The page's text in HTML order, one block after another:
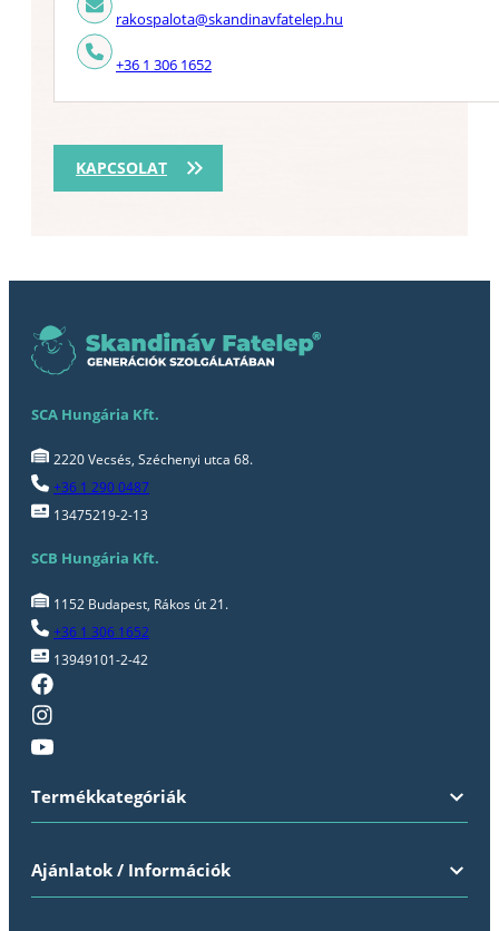
KAPCSOLAT
rakospalota@skandinavfatelep.hu
+36 1 306 1652
SCA Hungária Kft.
2220 Vecsés, Széchenyi utca 68.
+36 1 290 0487
13475219-2-13
SCB Hungária Kft.
1152 Budapest, Rákos út 21.
+36 1 306 1652
13949101-2-42
Termékkategóriák
Ajánlatok / Információk